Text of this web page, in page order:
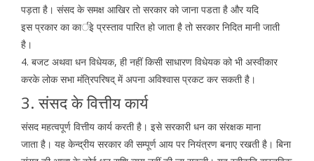
पड़ता है। संसद के समक्ष आखिर तो सरकार को जाना पडता है और यदि
इस प्रकार का कार्इे प्रस्ताव पारित हो जाता है तो सरकार निदित मानी जाती
है।
4. बजट अथवा धन विधेयक, ही नहीं किसी साधारण विधेयक को भी अस्वीकार
करके लोक सभा मंत्रिपरिषद् में अपना अविश्वास प्रकट कर सकती है।
3. संसद के वित्तीय कार्य
संसद महत्वपूर्ण वित्तीय कार्य करती है। इसे सरकारी धन का संरक्षक माना
जाता है। यह केन्द्रीय सरकार की सम्पूर्ण आय पर नियंत्रण बनाए रखती है। बिना